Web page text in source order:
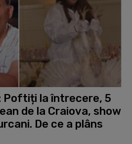
Poftiți la întrecere, 5
de la Craiova, show
De ce a plâns